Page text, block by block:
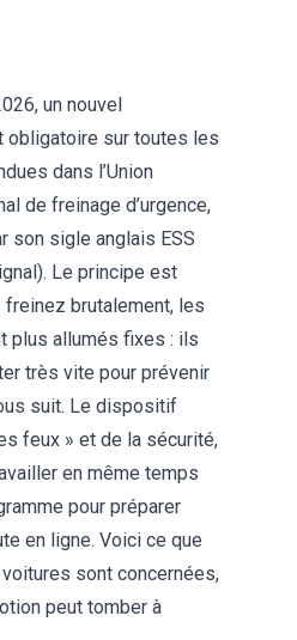
un nouvel
obligatoire sur toutes les
dans l’Union
de freinage d’urgence,
son sigle anglais ESS
Le principe est
freinez brutalement, les
plus allumés fixes : ils
très vite pour prévenir
suit. Le dispositif
feux » et de la sécurité,
en même temps
pour préparer
en ligne. Voici ce que
sont concernées,
peut tomber à